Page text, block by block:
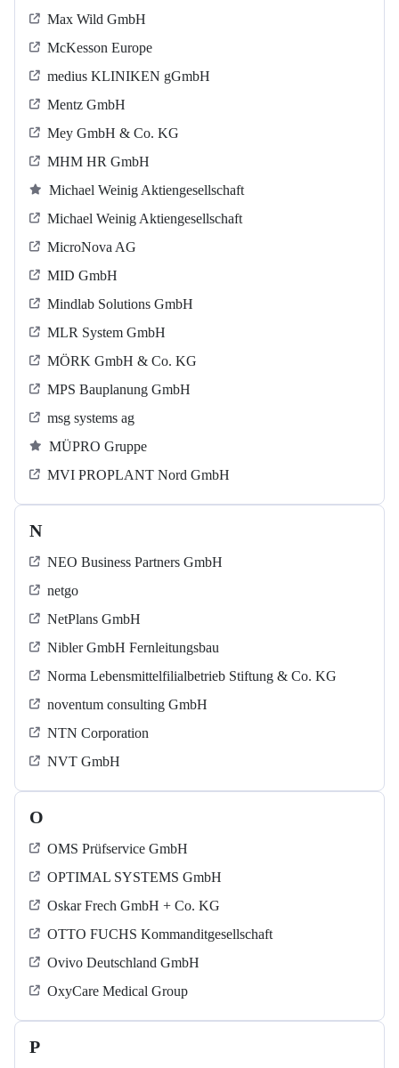
Max Wild GmbH
McKesson Europe
medius KLINIKEN gGmbH
Mentz GmbH
Mey GmbH & Co. KG
MHM HR GmbH
Michael Weinig Aktiengesellschaft
Michael Weinig Aktiengesellschaft
MicroNova AG
MID GmbH
Mindlab Solutions GmbH
MLR System GmbH
MÖRK GmbH & Co. KG
MPS Bauplanung GmbH
msg systems ag
MÜPRO Gruppe
MVI PROPLANT Nord GmbH
N
NEO Business Partners GmbH
netgo
NetPlans GmbH
Nibler GmbH Fernleitungsbau
Norma Lebensmittelfilialbetrieb Stiftung & Co. KG
noventum consulting GmbH
NTN Corporation
NVT GmbH
O
OMS Prüfservice GmbH
OPTIMAL SYSTEMS GmbH
Oskar Frech GmbH + Co. KG
OTTO FUCHS Kommanditgesellschaft
Ovivo Deutschland GmbH
OxyCare Medical Group
P